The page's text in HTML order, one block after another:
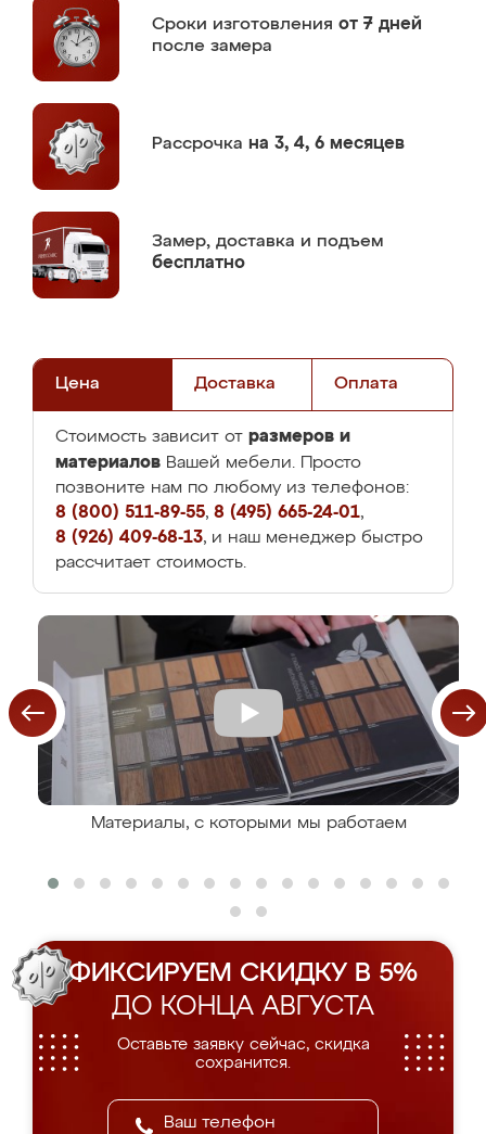
Сроки изготовления от 7 дней
после замера
Рассрочка на 3, 4, 6 месяцев
Замер, доставка и подъем
бесплатно
Цена Доставка Оплата
Стоимость зависит от размеров и
материалов Вашей мебели. Просто
позвоните нам по любому из телефонов:
8 (800) 511-89-55, 8 (495) 665-24-01,
8 (926) 409-68-13, и наш менеджер быстро
рассчитает стоимость.
Материалы, с которыми мы работаем
ФИКСИРУЕМ СКИДКУ В 5%
ДО КОНЦА АВГУСТА
Оставьте заявку сейчас, скидка
сохранится.